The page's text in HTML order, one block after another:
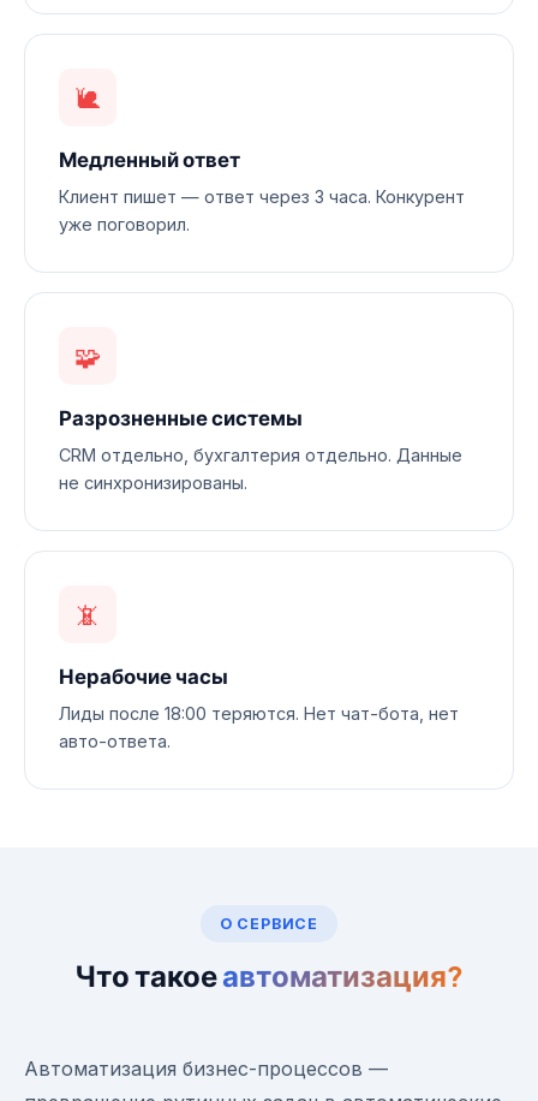
🐌
Медленный ответ
Клиент пишет — ответ через 3 часа. Конкурент
уже поговорил.
🧩
Разрозненные системы
CRM отдельно, бухгалтерия отдельно. Данные
не синхронизированы.
📵
Нерабочие часы
Лиды после 18:00 теряются. Нет чат-бота, нет
авто-ответа.
О СЕРВИСЕ
Что такоеавтоматизация?
Автоматизация бизнес-процессов —